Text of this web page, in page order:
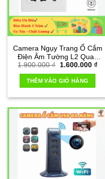
Camera Ngụy Trang Ổ Cắm
Điện Âm Tường L2 Quay
Phim Full HD 4K Wifi
1.900.000₫
Giá
là:
1.900.000 ₫.
1.600.000 ₫Giá
THÊM VÀO GIỎ HÀNG